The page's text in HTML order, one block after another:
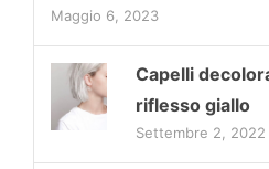
Maggio 6, 2023
Capelli
riflesso giallo
Settembre 2, 2022